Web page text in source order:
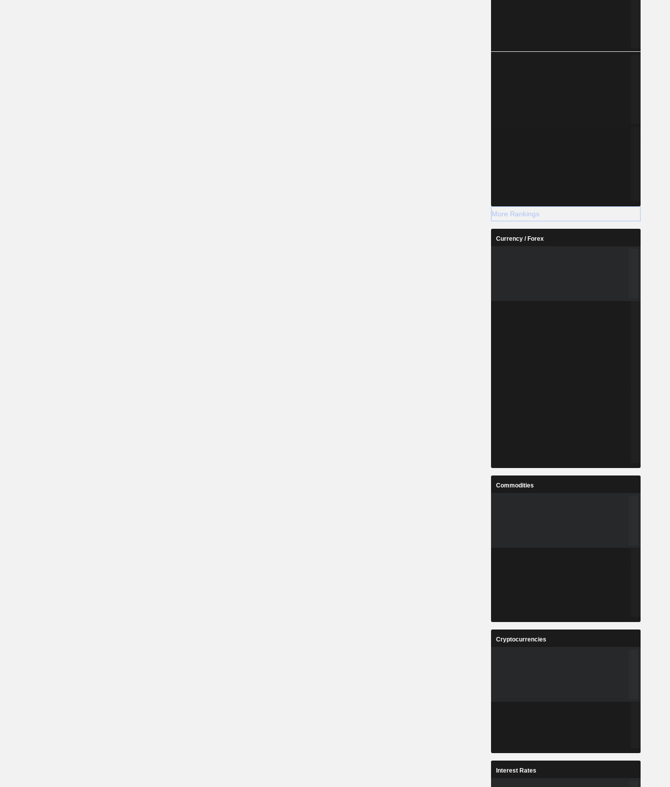
More Rankings
Currency / Forex
Commodities
Cryptocurrencies
Interest Rates